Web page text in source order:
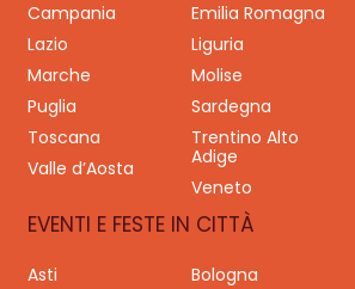
Campania
Emilia Romagna
Lazio
Liguria
Marche
Molise
Puglia
Sardegna
Toscana
Trentino Alto
Adige
Valle d’Aosta
Veneto
EVENTI E FESTE IN CITTÀ
Asti Bologna